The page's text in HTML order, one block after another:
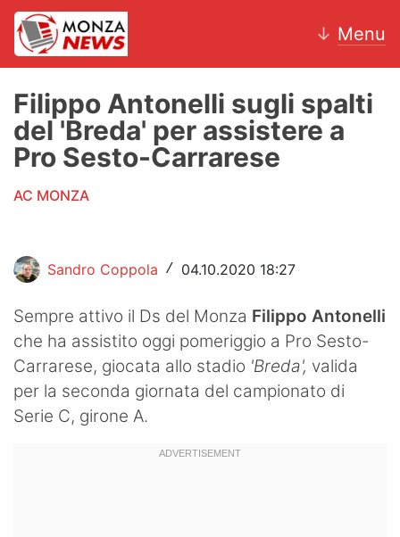
↓ Menu
News
AC Monza
Motori
Volley
Hockey
Altri sport
Hockey
Filippo Antonelli sugli spalti
del 'Breda' per assistere a
Pro Sesto-Carrarese
AC MONZA
Sandro Coppola / 04.10.2020 18:27
Sempre attivo il Ds del Monza Filippo Antonelli
che ha assistito oggi pomeriggio a Pro Sesto-
Carrarese, giocata allo stadio 'Breda', valida
per la seconda giornata del campionato di
Serie C, girone A.